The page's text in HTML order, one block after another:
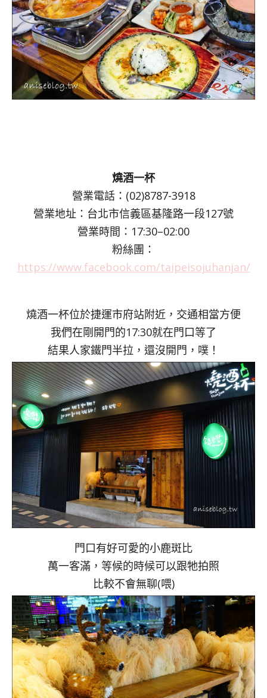
燒酒一杯
營業電話：(02)8787-3918
營業地址：台北市信義區基隆路一段127號
營業時間：17:30–02:00
粉絲團：
https://www.facebook.com/taipeisojuhanjan/
燒酒一杯位於捷運市府站附近，交通相當方便
我們在剛開門的17:30就在門口等了
結果人家鐵門半拉，還沒開門，噗！
門口有好可愛的小鹿斑比
萬一客滿，等候的時候可以跟牠拍照
比較不會無聊(喂)